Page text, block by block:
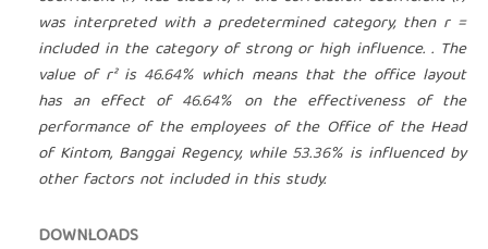
was interpreted with a predetermined category, then r =
included in the category of strong or high influence. . The
value of r² is 46.64% which means that the office layout
has an effect of 46.64% on the effectiveness of the
performance of the employees of the Office of the Head
of Kintom, Banggai Regency, while 53.36% is influenced by
other factors not included in this study.
DOWNLOADS